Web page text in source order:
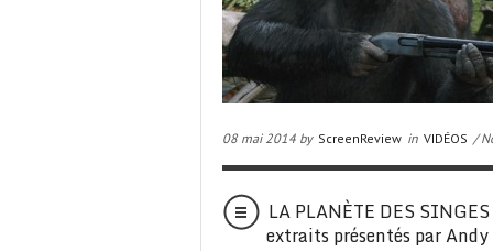
08 mai 2014 by ScreenReview in VIDÉOS /
LA PLANÈTE DES
extraits présentés par